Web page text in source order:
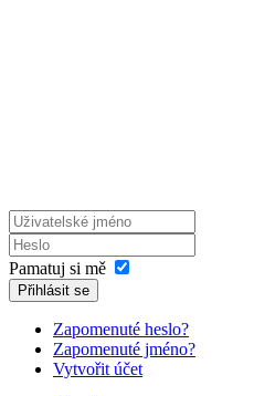
Pamatuj si mě
Přihlásit se
Zapomenuté heslo?
Zapomenuté jméno?
Vytvořit účet